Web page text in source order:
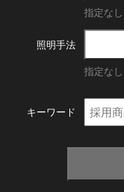
指定なし
照明手法
指定なし
キーワード